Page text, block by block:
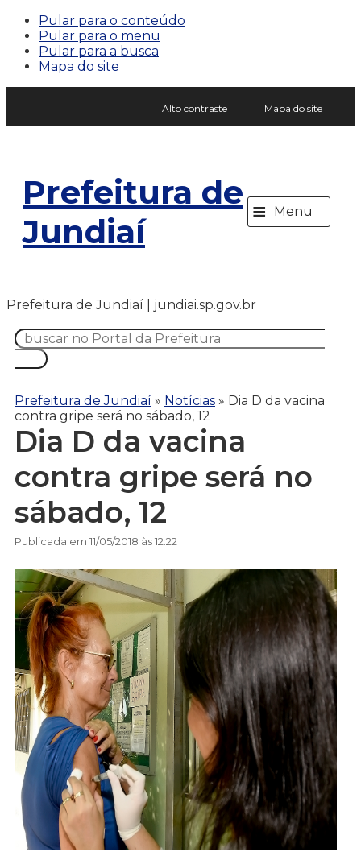
Pular para o conteúdo
Pular para o menu
Pular para a busca
Mapa do site
Alto contraste Mapa do site
Prefeitura de
Jundiaí
≡ Menu
Prefeitura de Jundiaí | jundiai.sp.gov.br
Prefeitura de Jundiaí » Notícias » Dia D da vacina
contra gripe será no sábado, 12
Dia D da vacina
contra gripe será no
sábado, 12
Publicada em 11/05/2018 às 12:22